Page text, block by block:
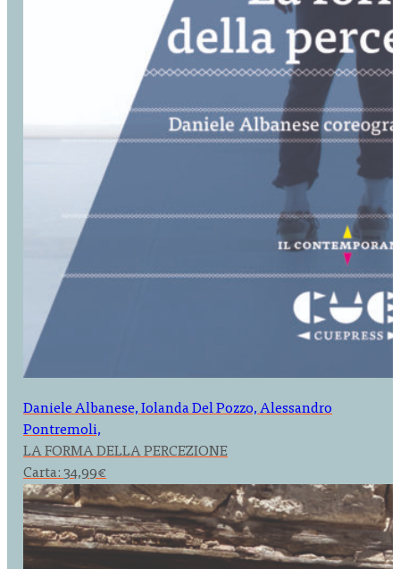
Daniele Albanese, Iolanda Del Pozzo, Alessandro
Pontremoli,
LA FORMA DELLA PERCEZIONE
Carta: 34,99€